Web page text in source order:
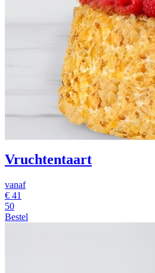
Vruchtentaart
vanaf
€ 41
50
Bestel